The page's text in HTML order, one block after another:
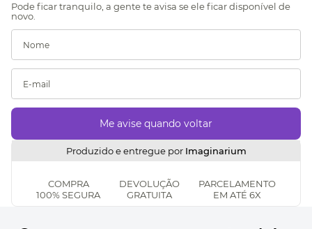
Produzido e entregue por Imaginarium
COMPRA
100% SEGURA
DEVOLUÇÃO
GRATUITA
PARCELAMENTO
EM ATÉ 6X